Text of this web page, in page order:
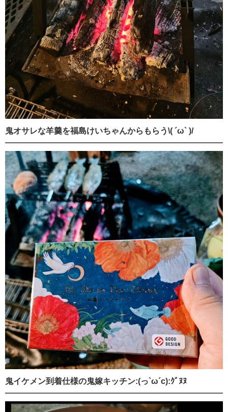
鬼オサレな羊羹を福島けいちゃんからもらう\( ´ω` )/
鬼イケメン到着仕様の鬼嫁キッチン:(っ`ω´c):ｸﾞﾇﾇ